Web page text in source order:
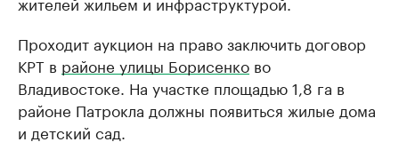
Проходит аукцион на право заключить договор
КРТ в районе улицы Борисенко во
Владивостоке. На участке площадью 1,8 га в
районе Патрокла должны появиться жилые дома
и детский сад.